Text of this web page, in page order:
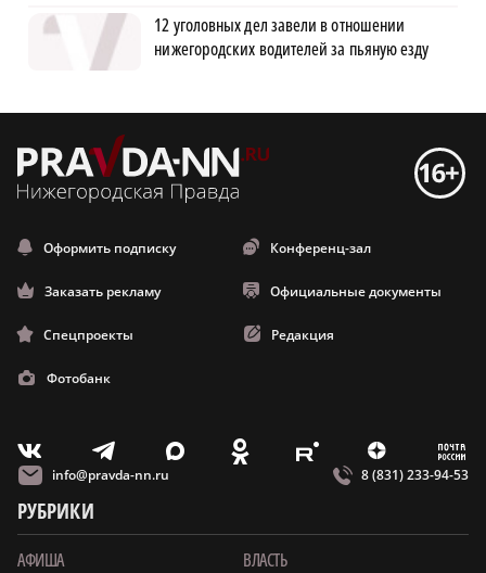
12 уголовных дел завели в отношении
нижегородских водителей за пьяную езду
Оформить подписку Конференц-зал
Заказать рекламу Официальные документы
Спецпроекты Редакция
Фотобанк
V T X O E Z m
info@pravda-nn.ru 8 (831) 233-94-53
РУБРИКИ
АФИША
ВЛАСТЬ